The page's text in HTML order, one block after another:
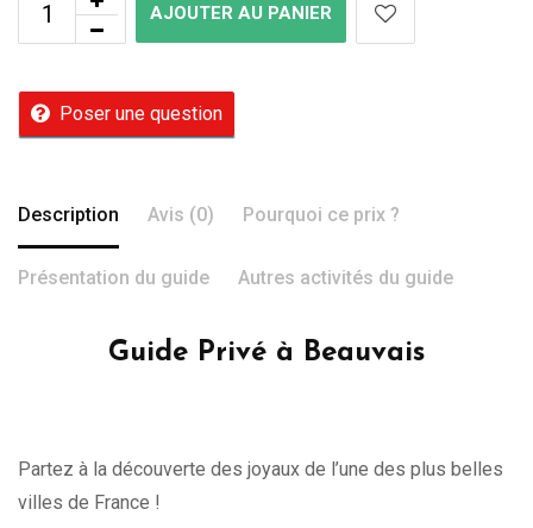
AJOUTER AU PANIER
Poser une question
Description Avis (0) Pourquoi ce prix ?
Présentation du guide Autres activités du guide
Guide Privé à Beauvais
Partez à la découverte des joyaux de l’une des plus belles
villes de France !